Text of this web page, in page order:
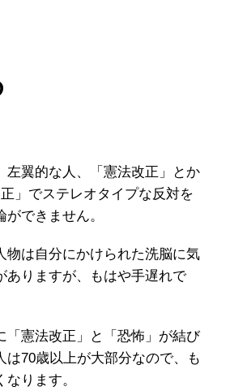
左翼的な人、「憲法改正」とか
正」でステレオタイプな反対を
できません。
物は自分にかけられた洗脳に気
ありますが、もはや手遅れで
「憲法改正」と「恐怖」が結び
は70歳以上が大部分なので、も
なります。